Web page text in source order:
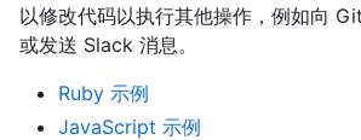
以修改代码以执行其他操作，例如向
或发送 Slack 消息。
Ruby 示例
JavaScript 示例